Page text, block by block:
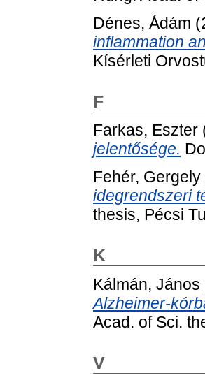
Dénes, Ádám
inflammation
Kísérleti
F
Farkas, Eszter
jelentősége.
Fehér, Gergely
idegrendszeri
thesis, Pécsi
K
Kálmán, János
Alzheimer-
Acad. of Sci.
V